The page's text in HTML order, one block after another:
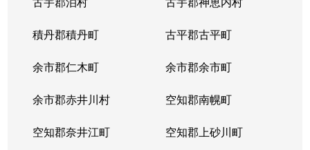
積丹郡積丹町 古平郡古平町
余市郡仁木町 余市郡余市町
余市郡赤井川村 空知郡南幌町
空知郡奈井江町 空知郡上砂川町